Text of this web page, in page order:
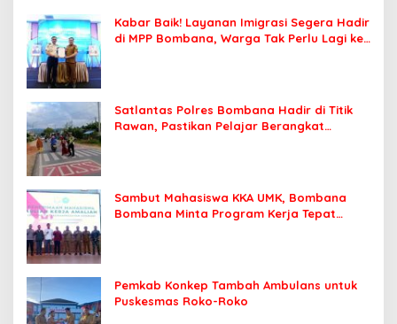
Kabar Baik! Layanan Imigrasi Segera Hadir
di MPP Bombana, Warga Tak Perlu Lagi ke
Satlantas Polres Bombana Hadir di Titik
Rawan, Pastikan Pelajar Berangkat
Sambut Mahasiswa KKA UMK, Bombana
Bombana Minta Program Kerja Tepat
Pemkab Konkep Tambah Ambulans untuk
Puskesmas Roko-Roko